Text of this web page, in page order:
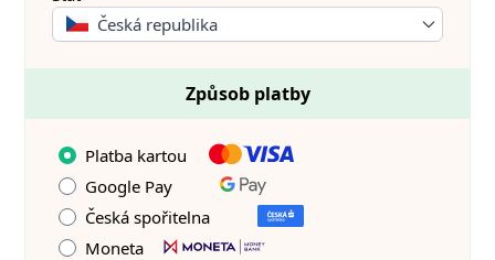
Česká republika
Způsob platby
Platba kartou
Google Pay
Česká spořitelna
Moneta